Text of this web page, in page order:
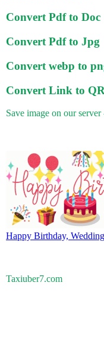
Convert Pdf to Doc
Convert Pdf to Jpg
Convert webp to
Convert Link to
Save image on our
Happy Birthday,
Taxiuber7.com